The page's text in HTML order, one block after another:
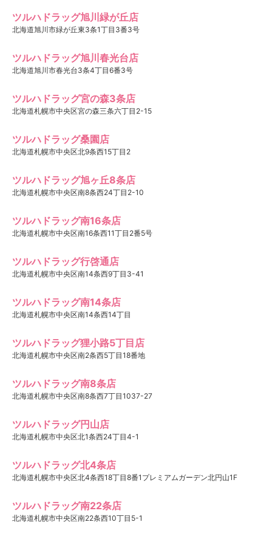
ツルハドラッグ旭川緑が丘店
北海道旭川市緑が丘東3条1丁目3番3号
ツルハドラッグ旭川春光台店
北海道旭川市春光台3条4丁目6番3号
ツルハドラッグ宮の森3条店
北海道札幌市中央区宮の森三条六丁目2-15
ツルハドラッグ桑園店
北海道札幌市中央区北9条西15丁目2
ツルハドラッグ旭ヶ丘8条店
北海道札幌市中央区南8条西24丁目2-10
ツルハドラッグ南16条店
北海道札幌市中央区南16条西11丁目2番5号
ツルハドラッグ行啓通店
北海道札幌市中央区南14条西9丁目3-41
ツルハドラッグ南14条店
北海道札幌市中央区南14条西14丁目
ツルハドラッグ狸小路5丁目店
北海道札幌市中央区南2条西5丁目18番地
ツルハドラッグ南8条店
北海道札幌市中央区南8条西7丁目1037-27
ツルハドラッグ円山店
北海道札幌市中央区北1条西24丁目4-1
ツルハドラッグ北4条店
北海道札幌市中央区北4条西18丁目8番1プレミアムガーデン北円山1F
ツルハドラッグ南22条店
北海道札幌市中央区南22条西10丁目5-1